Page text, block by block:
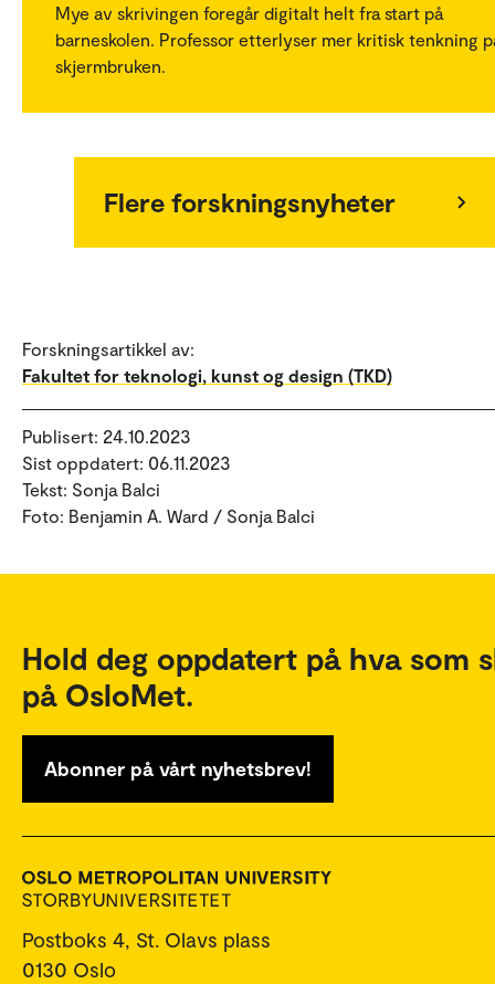
Mye av skrivingen foregår digitalt helt fra start på
barneskolen. Professor etterlyser mer kritisk tenkning
skjermbruken.
Flere forskningsnyheter
Forskningsartikkel av:
Fakultet for teknologi, kunst og design (TKD)
Publisert: 24.10.2023
Sist oppdatert: 06.11.2023
Tekst: Sonja Balci
Foto: Benjamin A. Ward / Sonja Balci
Hold deg oppdatert på hva som
på OsloMet.
Abonner på vårt nyhetsbrev!
Postboks 4, St. Olavs plass
0130 Oslo